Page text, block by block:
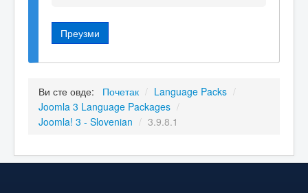
Преузми
Ви сте овде: Почетак / Language Packs /
Joomla 3 Language Packages /
Joomla! 3 - Slovenian / 3.9.8.1